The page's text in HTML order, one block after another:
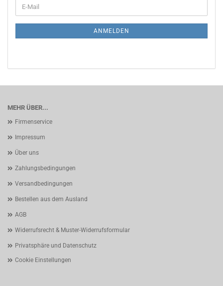
ZUR
E-
Mail
ANMELDEN
MEHR ÜBER...
Firmenservice
Impressum
Über uns
Zahlungsbedingungen
Versandbedingungen
Bestellen aus dem Ausland
AGB
Widerrufsrecht & Muster-Widerrufsformular
Privatsphäre und Datenschutz
Cookie Einstellungen